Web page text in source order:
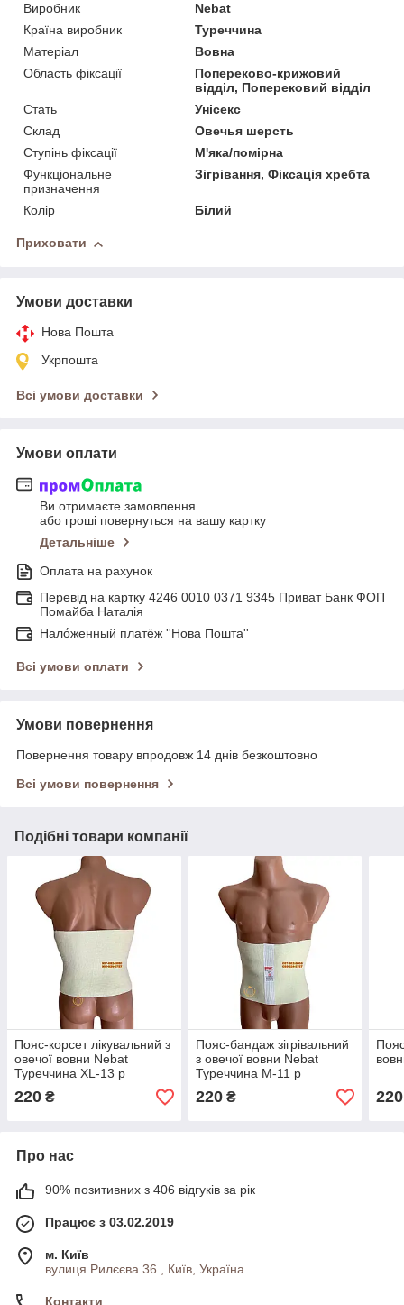
Виробник
Nebat
Країна виробник
Туреччина
Матеріал
Вовна
Область фіксації
Попереково-крижовий
відділ, Поперековий відділ
Стать
Унісекс
Склад
Овечья шерсть
Ступінь фіксації
М'яка/помірна
Функціональне
призначення
Зігрівання, Фіксація хребта
Колір Білий
Приховати
Умови доставки
Нова Пошта
Укрпошта
Всі умови доставки
Умови оплати
Ви отримаєте замовлення
або гроші повернуться на вашу картку
Детальніше
Оплата на рахунок
Перевід на картку 4246 0010 0371 9345 Приват Банк ФОП
Помайба Наталія
Нало́женный платёж ''Нова Пошта''
Всі умови оплати
Умови повернення
Повернення товару впродовж 14 днів безкоштовно
Всі умови повернення
Подібні товари компанії
Пояс-корсет лікувальний з
овечої вовни Nebat
Туреччина XL-13 р
220 ₴
Пояс-бандаж зігрівальний
з овечої вовни Nebat
Туреччина M-11 р
220₴ 220
Про нас
90% позитивних з 406 відгуків за рік
Працює з 03.02.2019
м. Київ
вулиця Рилєєва 36 , Київ, Україна
Контакти